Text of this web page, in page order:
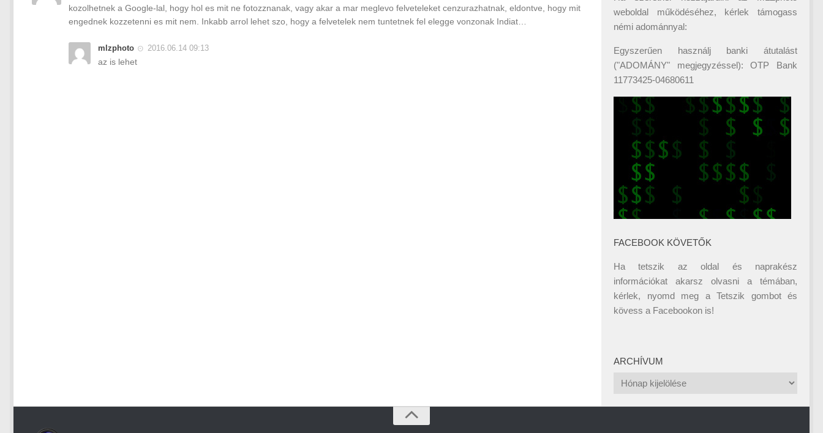
kozolhetnek a Google-lal, hogy hol es mit ne fotozznanak, vagy akar a mar meglevo felveteleket cenzurazhatnak, eldontve, hogy mit
engednek kozzetenni es mit nem. Inkabb arrol lehet szo, hogy a felvetelek nem tuntetnek fel elegge vonzonak Indiat…
mlzphoto 2016.06.14 09:13
az is lehet
weboldal működéséhez, kérlek támogass
némi adománnyal:
Egyszerűen használj banki átutalást
("ADOMÁNY" megjegyzéssel): OTP Bank
11773425-04680611
FACEBOOK KÖVETŐK
Ha tetszik az oldal és naprakész
információkat akarsz olvasni a témában,
kérlek, nyomd meg a Tetszik gombot és
kövess a Facebookon is!
ARCHÍVUM
Archívum